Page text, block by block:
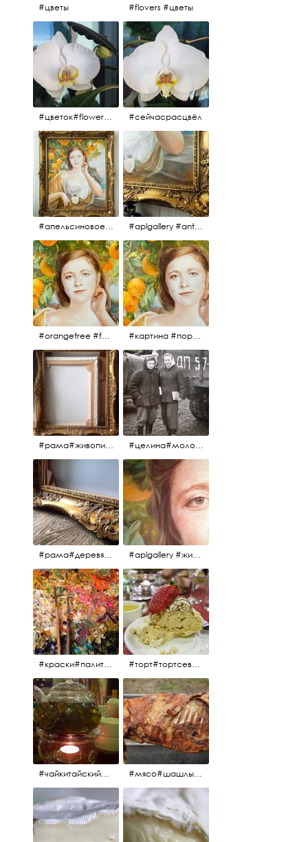
#цветы #flovers #цветы
#цветок#flowers #💜🌸 #сейчасрасцвёл
#апельсиновоедерево #плодородие #изобилие #картина #портрет #живопись #девушка #апельсиновоедерево #плодородие #рама #антикварнаярама #антиквариат #antiques #abundance #aplgallery #portrait #painting #frame #fertility #orangetree @aplgallery #aplgallery #antiques #painting #portrait #frame #antiqueframe #abundance #fertility #orangetree #антиквариат#картина#фрагмент #живопись #улыбка #девушка #портрет #рама #антикварнаярама #изобилие #плодородие #апельсиновоедерево
#orangetree #fertility #abundance #portrait #painting #живопись #портрет #картина #девушка #улыбка #aplgallery #картина #портрет #живопись #апельсиновоедерево # девушка #улыбка #изобилие #плодородие #painting #portrait #abundance #fertility #orangetree #aplgallery
#рама#живопись#антиквариат#спб#aplgallery #целина#молодёжьнацелине#комсомолки#50тыегода #50тые#СССР
#рама#деревяннаярама#антиквариат#живопись#aplgallery #aplgallery #живопись #портрет
#краски#палитра#картина#живопись#aplgallery #торт#тортсевер#север#severspb#северметрополь#безе#безесклубникой#тортвоздушный#тортсбезе#cake#meringuecake#meringuecakewithstrawberries @sever_metropol
#чайкитайский#чай#tea#teachinese @chinacook.ru #мясо#шашлык#шашлыкмашлык #пальчикиоближешь